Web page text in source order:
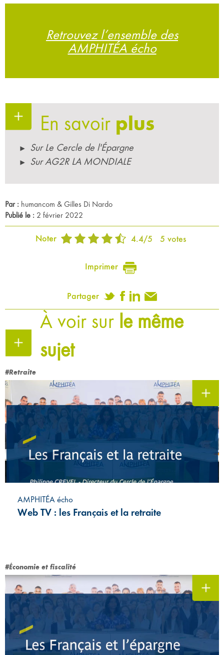
Retrouvez l’ensemble des
AMPHITÉA écho
En savoir plus
Sur Le Cercle de l'Épargne
Sur AG2R LA MONDIALE
Par : humancom & Gilles Di Nardo
Publié le : 2 février 2022
Noter 4.4/5 5 votes
Imprimer
Partager
À voir sur le même
sujet
#Retraite
AMPHITÉA écho
Web TV : les Français et la retraite
#Économie et fiscalité